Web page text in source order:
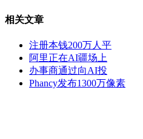
相关文章
注册本钱200万人平
阿里正在AI疆场上
办事商通过向AI投
Phancy发布1300万像素